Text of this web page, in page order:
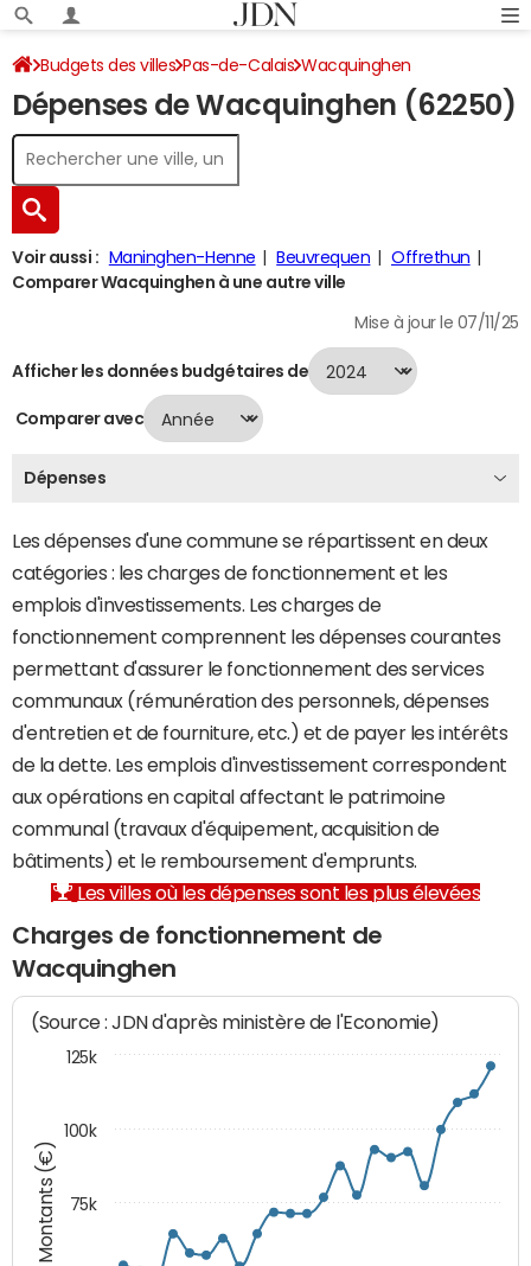
Budgets des villes Pas-de-Calais Wacquinghen
Dépenses 2024
Dépenses de Wacquinghen (62250)
Voir aussi : Maninghen-Henne Beuvrequen
Offrethun
Comparer Wacquinghen à une autre ville
Mise à jour le 07/11/25
Afficher les données budgétaires de
Comparer avec
Dépenses
Les dépenses d'une commune se répartissent en deux
catégories : les charges de fonctionnement et les
emplois d'investissements. Les charges de
fonctionnement comprennent les dépenses courantes
permettant d'assurer le fonctionnement des services
communaux (rémunération des personnels, dépenses
d'entretien et de fourniture, etc.) et de payer les intérêts
de la dette. Les emplois d'investissement correspondent
aux opérations en capital affectant le patrimoine
communal (travaux d'équipement, acquisition de
bâtiments) et le remboursement d'emprunts.
Les villes où les dépenses sont les plus élevées
Charges de fonctionnement de
Wacquinghen
Montants (€)
(Source : JDN d'après ministère de l'Economie)
100k
75k
125k